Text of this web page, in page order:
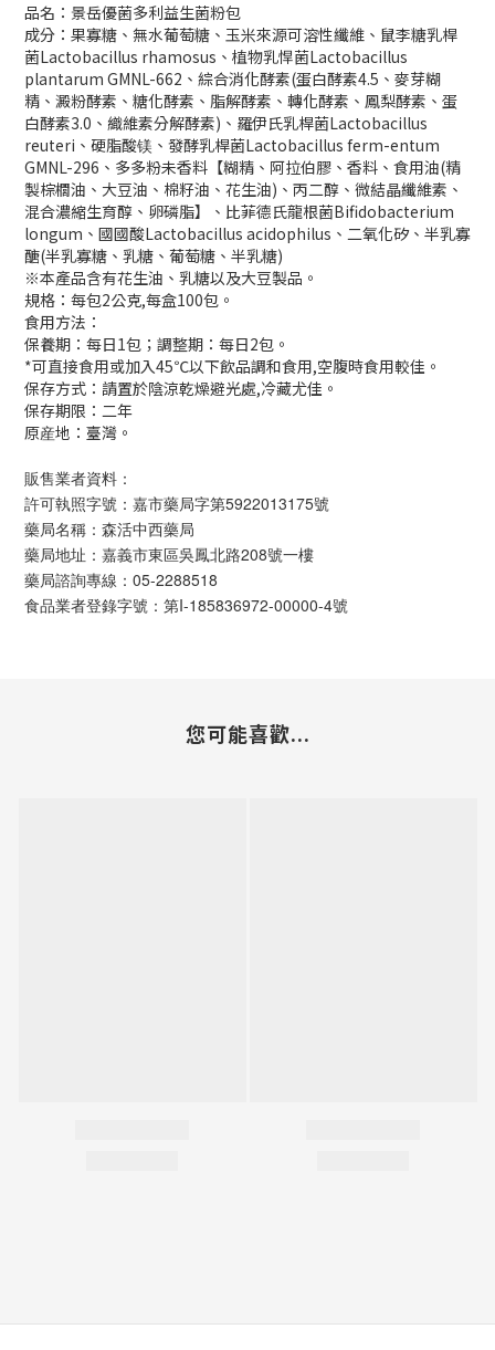
品名：景岳優菌多利益生菌粉包
成分：果寡糖、無水葡萄糖、玉米來源可溶性纖維、鼠李糖乳桿
菌Lactobacillus rhamosus、植物乳悍菌Lactobacillus
plantarum GMNL-662、綜合消化酵素(蛋白酵素4.5、麥芽糊
精、澱粉酵素、糖化酵素、脂解酵素、轉化酵素、鳳梨酵素、蛋
白酵素3.0、織維素分解酵素)、羅伊氏乳桿菌Lactobacillus
reuteri、硬脂酸镁、發酵乳桿菌Lactobacillus ferm-entum
GMNL-296、多多粉未香料【糊精、阿拉伯膠、香料、食用油(精
製棕櫚油、大豆油、棉籽油、花生油)、丙二醇、微結晶纖維素、
混合濃縮生育醇、卵磷脂】、比菲德氏龍根菌Bifidobacterium
longum、國國酸Lactobacillus acidophilus、二氧化矽、半乳寡
醣(半乳寡糖、乳糖、葡萄糖、半乳糖)
※本產品含有花生油、乳糖以及大豆製品。
規格：每包2公克,每盒100包。
食用方法：
保養期：每日1包；調整期：每日2包。
*可直接食用或加入45℃以下飲品調和食用,空腹時食用較佳。
保存方式：請置於陰涼乾燥避光處,冷藏尤佳。
保存期限：二年
原産地：臺灣。
販售業者資料：
許可執照字號：嘉市藥局字第5922013175號
藥局名稱：森活中西藥局
藥局地址：嘉義市東區吳鳳北路208號一樓
藥局諮詢專線：05-2288518
食品業者登錄字號：第I-185836972-00000-4號
您可能喜歡...